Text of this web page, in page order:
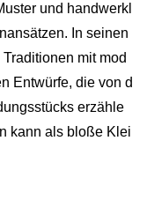
und handwerkl
In seinen
mit mod
Entwürfe, die von d
erzähle
kann als bloße Klei